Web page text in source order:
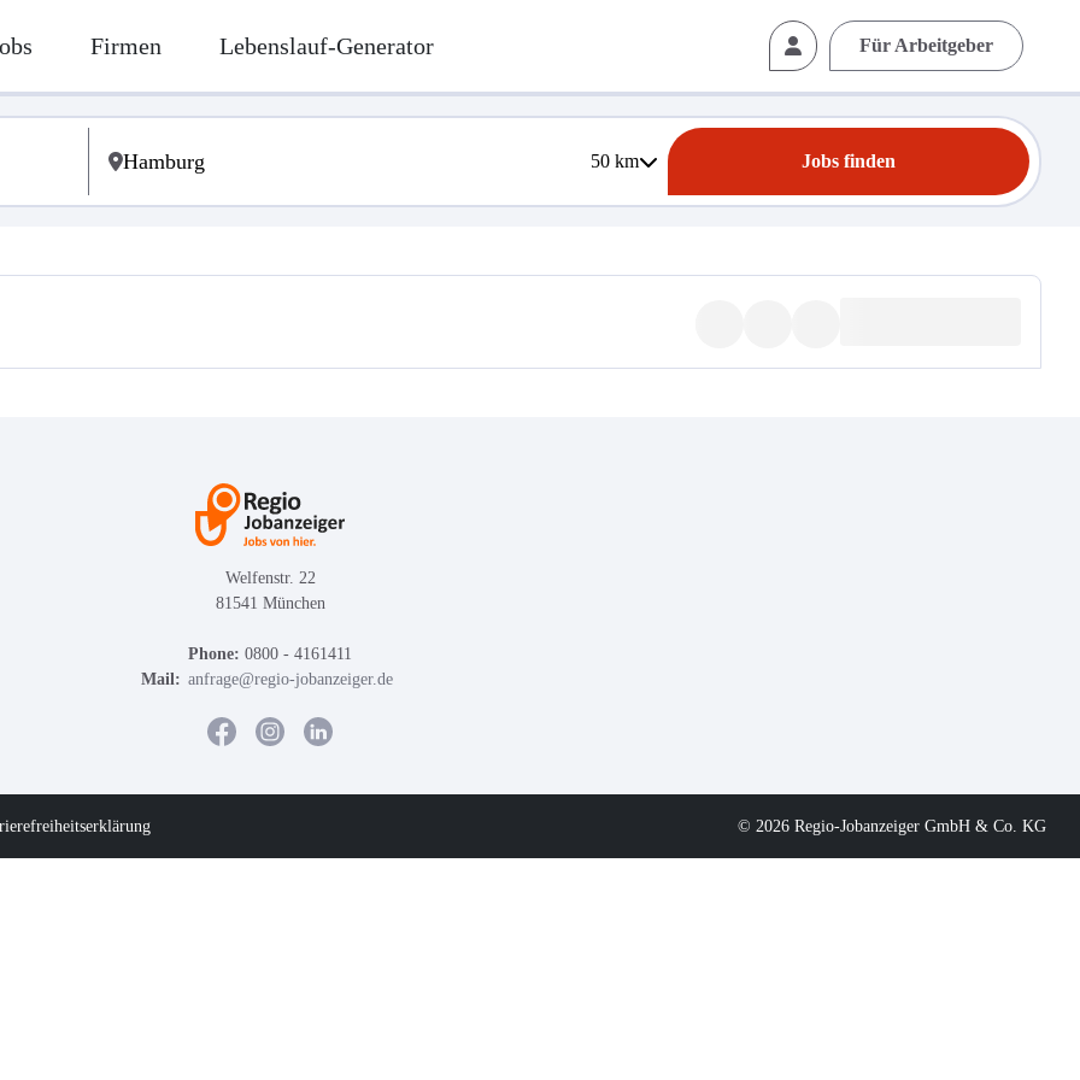
Firmen Lebenslauf-Generator Für Arbeitgeber
50km Jobs finden
Welfenstr. 22
81541 München
Phone: 0800 - 4161411
Mail: anfrage@regio-jobanzeiger.de
© 2026 Regio-Jobanzeiger GmbH & Co. KG